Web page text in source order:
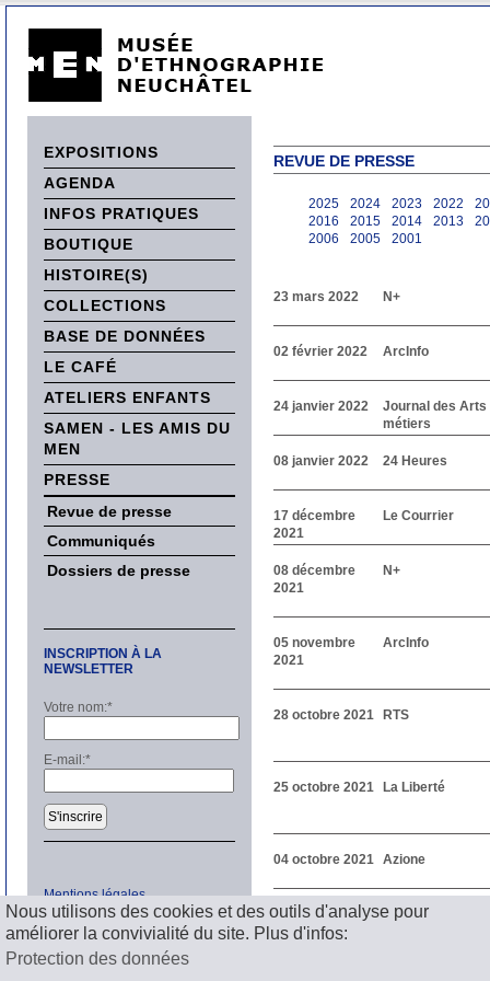
Nous utilisons des cookies et des outils d'analyse pour
améliorer la convivialité du site. Plus d'infos:
Protection des données
EXPOSITIONS
AGENDA
INFOS PRATIQUES
BOUTIQUE
HISTOIRE(S)
COLLECTIONS
BASE DE DONNÉES
LE CAFÉ
ATELIERS ENFANTS
SAMEN - LES AMIS DU
MEN
PRESSE
Revue de presse
Communiqués
Dossiers de presse
INSCRIPTION À LA
NEWSLETTER
Votre nom:*
E-mail:*
S'inscrire
Mentions légales
REVUE DE PRESSE
2025 2024 2023 2022
2016
2015 2014 2013
2006
2005 2001
23 mars 2022 N+
02 février 2022 ArcInfo
24 janvier 2022
Journal des Arts
métiers
08 janvier 2022 24 Heures
17 décembre
2021
Le Courrier
08 décembre
2021
N+
05 novembre
2021
ArcInfo
28 octobre 2021 RTS
25 octobre 2021 La Liberté
04 octobre 2021 Azione
Précédent
1
4
Suivant